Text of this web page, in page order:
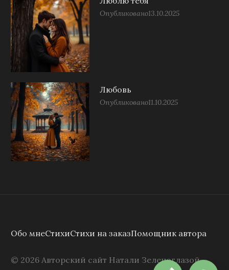
Опубликовано13.10.2025
Любовь
Опубликовано11.10.2025
Обо мнеСтихиСтихи на заказПомощник автора
© 2026 Авторский сайт Натали Зеленоглазой